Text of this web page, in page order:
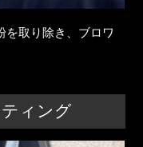
を取り除き、ブロワ
ィング